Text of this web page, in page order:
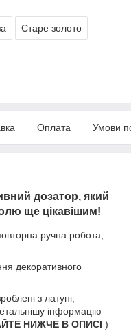
Старе золото
Оплата Умови
дозатор, який
ще цікавішим!
ручна робота,
декоративного
з латуні,
інформацію
НИЖЧЕ В ОПИСІ )